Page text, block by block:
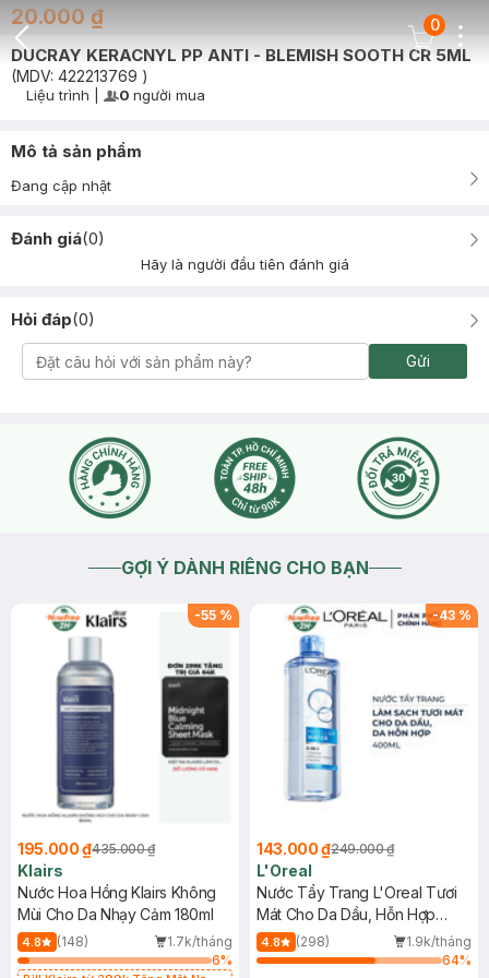
Back Icon
Cart Icon
0
20.000 ₫
DUCRAY KERACNYL PP ANTI - BLEMISH SOOTH CR 5ML
(MDV: 422213769 )
Timer Gray Icon
Liệu trình User Product Icon
0 người mua
Mô tả sản phẩm
Đang cập nhật
Đánh giá(0)
Hãy là người đầu tiên đánh giá
Hỏi đáp(0)
Gửi
GỢI Ý DÀNH RIÊNG CHO BẠN
-55 %
195.000 ₫435.000 ₫
Klairs
Nước Hoa Hồng Klairs Không
Mùi Cho Da Nhạy Cảm 180ml
4.8 (148)
1.7k/tháng
6%
-43 %
143.000 ₫249.000 ₫
L'Oreal
Nước Tẩy Trang L'Oreal Tươi
Mát Cho Da Dầu, Hỗn Hợp
400ml
4.8 (298)
1.9k/tháng
64%